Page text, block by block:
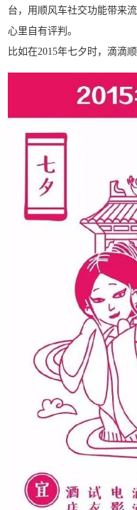
台，用顺风车社交功能带来
心里自有评判。
比如在2015年七夕时，滴